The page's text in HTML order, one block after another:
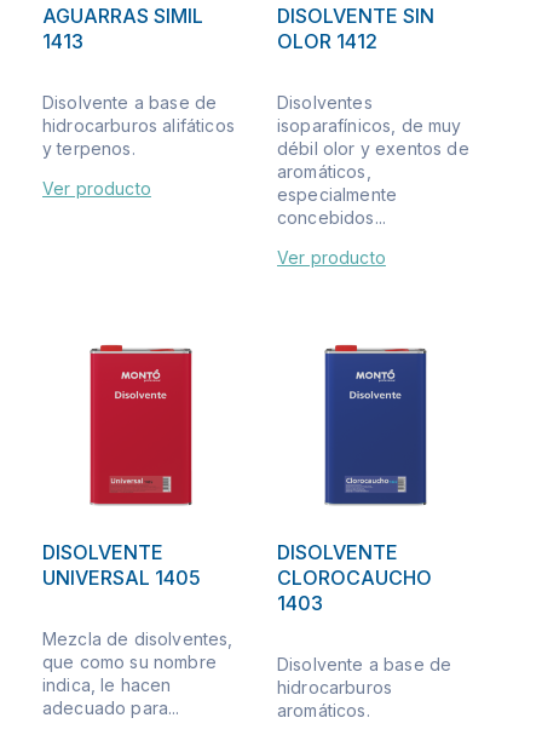
AGUARRAS SIMIL
1413
Disolvente a base de
hidrocarburos alifáticos
y terpenos.
Ver producto
DISOLVENTE SIN
OLOR 1412
Disolventes
isoparafínicos, de muy
débil olor y exentos de
aromáticos,
especialmente
concebidos...
Ver producto
DISOLVENTE
UNIVERSAL 1405
Mezcla de disolventes,
que como su nombre
indica, le hacen
adecuado para...
DISOLVENTE
CLOROCAUCHO
1403
Disolvente a base de
hidrocarburos
aromáticos.